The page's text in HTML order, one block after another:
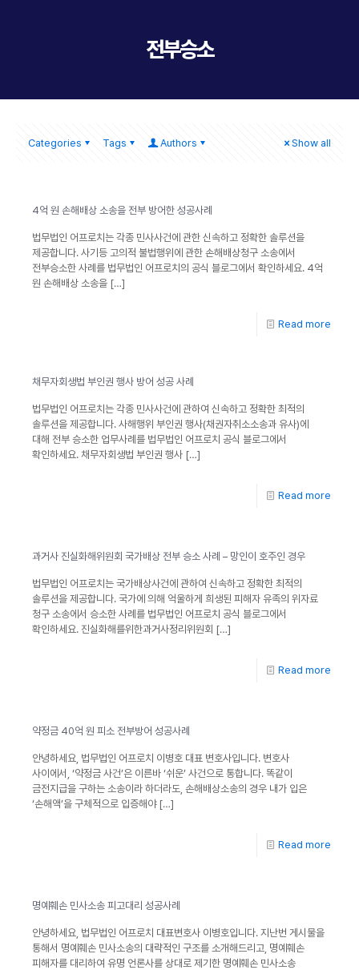
전부승소
Categories Tags Authors Show all
4억 원 손해배상 소송을 전부 방어한 성공사례
법무법인 어프로치는 각종 민사사건에 관한 신속하고 정확한 솔루션을
제공합니다. 사기등 고의적 불법행위에 관한 손해배상청구 소송에서
전부승소한 사례를 법무법인 어프로치의 공식 블로그에서 확인하세요. 4억
원 손해배상 소송을 […]
Read more
채무자회생법 부인권 행사 방어 성공 사례
법무법인 어프로치는 각종 민사사건에 관하여 신속하고 정확한 최적의
솔루션을 제공합니다. 사해행위 부인권 행사(채권자취소소송과 유사)에
대해 전부 승소한 업무사례를 법무법인 어프로치 공식 블로그에서
확인하세요. 채무자회생법 부인권 행사 […]
Read more
과거사 진실화해위원회 국가배상 전부 승소 사례 – 망인이 호주인 경우
법무법인 어프로치는 국가배상사건에 관하여 신속하고 정확한 최적의
솔루션을 제공합니다. 국가에 의해 억울하게 희생된 피해자 유족의 위자료
청구 소송에서 승소한 사례를 법무법인 어프로치 공식 블로그에서
확인하세요. 진실화해를위한과거사정리위원회 […]
Read more
약정금 40억 원 피소 전부방어 성공사례
안녕하세요, 법무법인 어프로치 이병호 대표 변호사입니다. 변호사
사이에서, ‘약정금 사건’은 이른바 ‘쉬운’ 사건으로 통합니다. ​똑같이
금전지급을 구하는 소송이라 하더라도, 손해배상소송의 경우 내가 입은
‘손해액’을 구체적으로 입증해야[…]
Read more
명예훼손 민사소송 피고대리 성공사례
안녕하세요, 법무법인 어프로치 대표변호사 이병호입니다. 지난번 게시물을
통해서 명예훼손 민사소송의 대략적인 구조를 소개해드리고, 명예훼손
피해자를 대리하여 유명 언론사를 상대로 제기한 명예훼손 민사소송